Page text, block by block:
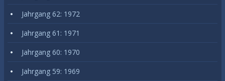
Jahrgang 62: 1972
Jahrgang 61: 1971
Jahrgang 60: 1970
Jahrgang 59: 1969